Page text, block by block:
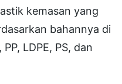
kemasan yang
bahannya di
LDPE, PS, dan